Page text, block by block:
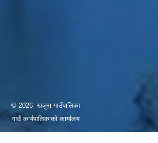
© 2026 खजुरा गाउँपालिका
गाउँ कार्यपालिकाको कार्यालय